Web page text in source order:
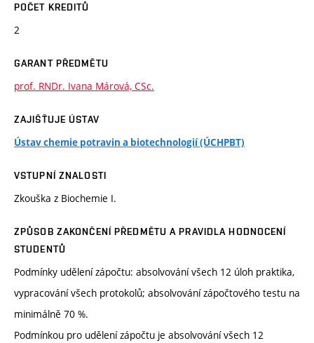
POČET KREDITŮ
2
GARANT PŘEDMĚTU
prof. RNDr. Ivana Márová, CSc.
ZAJIŠŤUJE ÚSTAV
Ústav chemie potravin a biotechnologií (ÚCHPBT)
VSTUPNÍ ZNALOSTI
Zkouška z Biochemie I.
ZPŮSOB ZAKONČENÍ PŘEDMĚTU A PRAVIDLA HODNOCENÍ
STUDENTŮ
Podmínky udělení zápočtu: absolvování všech 12 úloh praktika,
vypracování všech protokolů; absolvování zápočtového testu na
minimálně 70 %.
Podmínkou pro udělení zápočtu je absolvování všech 12